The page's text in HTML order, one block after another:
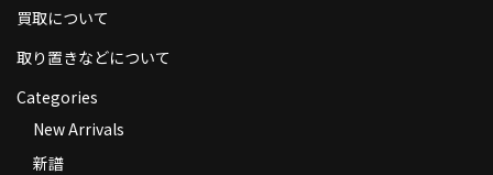
返品
コンディション
Privacy Policy
特定商取引法に基づく表示
買取について
取り置きなどについて
Categories
New Arrivals
新譜